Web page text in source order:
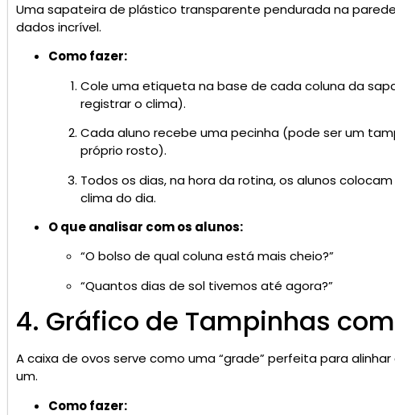
Uma sapateira de plástico transparente pendurada na
dados incrível.
Como fazer:
Cole uma etiqueta na base de cada coluna da
registrar o clima).
Cada aluno recebe uma pecinha (pode ser um
próprio rosto).
Todos os dias, na hora da rotina, os alunos
clima do dia.
O que analisar com os alunos:
“O bolso de qual coluna está mais cheio?”
“Quantos dias de sol tivemos até agora?”
4. Gráfico de Tampinhas
A caixa de ovos serve como uma “grade” perfeita para
um.
Como fazer: